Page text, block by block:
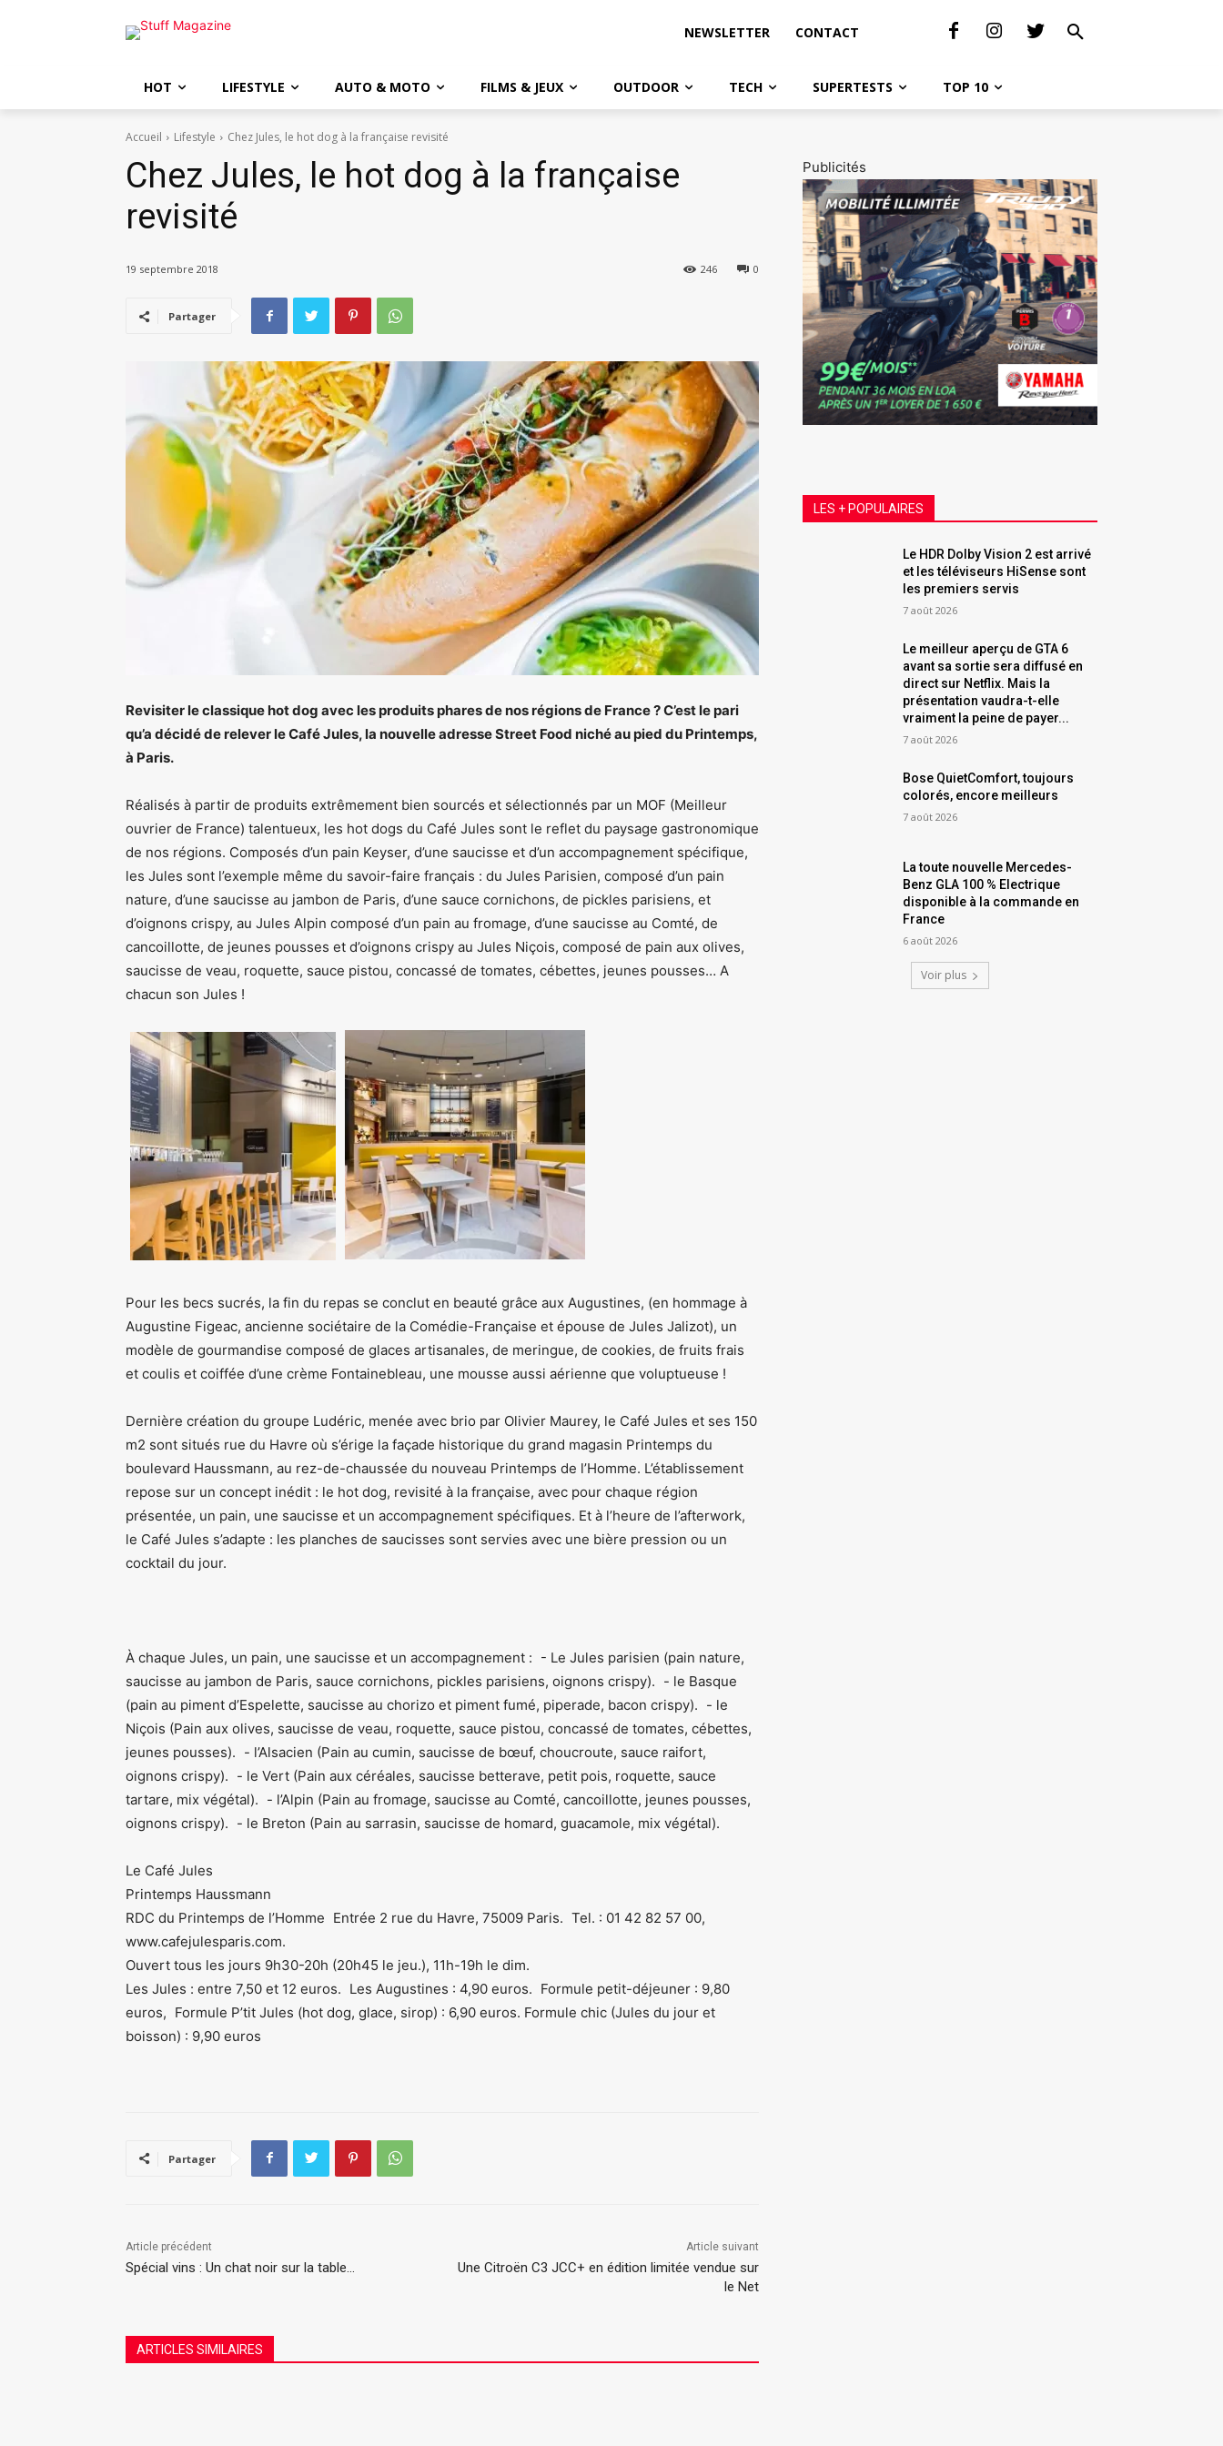
NEWSLETTER CONTACT
HOT LIFESTYLE AUTO & MOTO FILMS & JEUX OUTDOOR TECH SUPERTESTS TOP 10
Accueil Lifestyle Chez Jules, le hot dog à la française revisité
Chez Jules, le hot dog à la française
revisité
19 septembre 2018 0
246
Partager
Revisiter le classique hot dog avec les produits phares de nos régions de France ? C’est le pari
qu’a décidé de relever le Café Jules, la nouvelle adresse Street Food niché au pied du Printemps,
à Paris.
Réalisés à partir de produits extrêmement bien sourcés et sélectionnés par un MOF (Meilleur
ouvrier de France) talentueux, les hot dogs du Café Jules sont le reflet du paysage gastronomique
de nos régions. Composés d’un pain Keyser, d’une saucisse et d’un accompagnement spécifique,
les Jules sont l’exemple même du savoir-faire français : du Jules Parisien, composé d’un pain
nature, d’une saucisse au jambon de Paris, d’une sauce cornichons, de pickles parisiens, et
d’oignons crispy, au Jules Alpin composé d’un pain au fromage, d’une saucisse au Comté, de
cancoillotte, de jeunes pousses et d’oignons crispy au Jules Niçois, composé de pain aux olives,
saucisse de veau, roquette, sauce pistou, concassé de tomates, cébettes, jeunes pousses… A
chacun son Jules !
Pour les becs sucrés, la fin du repas se conclut en beauté grâce aux Augustines, (en hommage à
Augustine Figeac, ancienne sociétaire de la Comédie-Française et épouse de Jules Jalizot), un
modèle de gourmandise composé de glaces artisanales, de meringue, de cookies, de fruits frais
et coulis et coiffée d’une crème Fontainebleau, une mousse aussi aérienne que voluptueuse !
Dernière création du groupe Ludéric, menée avec brio par Olivier Maurey, le Café Jules et ses 150
m2 sont situés rue du Havre où s’érige la façade historique du grand magasin Printemps du
boulevard Haussmann, au rez-de-chaussée du nouveau Printemps de l’Homme. L’établissement
repose sur un concept inédit : le hot dog, revisité à la française, avec pour chaque région
présentée, un pain, une saucisse et un accompagnement spécifiques. Et à l’heure de l’afterwork,
le Café Jules s’adapte : les planches de saucisses sont servies avec une bière pression ou un
cocktail du jour.
À chaque Jules, un pain, une saucisse et un accompagnement : - Le Jules parisien (pain nature,
saucisse au jambon de Paris, sauce cornichons, pickles parisiens, oignons crispy). - le Basque
(pain au piment d’Espelette, saucisse au chorizo et piment fumé, piperade, bacon crispy). - le
Niçois (Pain aux olives, saucisse de veau, roquette, sauce pistou, concassé de tomates, cébettes,
jeunes pousses). - l’Alsacien (Pain au cumin, saucisse de bœuf, choucroute, sauce raifort,
oignons crispy). - le Vert (Pain aux céréales, saucisse betterave, petit pois, roquette, sauce
tartare, mix végétal). - l’Alpin (Pain au fromage, saucisse au Comté, cancoillotte, jeunes pousses,
oignons crispy). - le Breton (Pain au sarrasin, saucisse de homard, guacamole, mix végétal).
Le Café Jules
Printemps Haussmann
RDC du Printemps de l’Homme Entrée 2 rue du Havre, 75009 Paris. Tel. : 01 42 82 57 00,
www.cafejulesparis.com.
Ouvert tous les jours 9h30-20h (20h45 le jeu.), 11h-19h le dim.
Les Jules : entre 7,50 et 12 euros. Les Augustines : 4,90 euros. Formule petit-déjeuner : 9,80
euros, Formule P’tit Jules (hot dog, glace, sirop) : 6,90 euros. Formule chic (Jules du jour et
boisson) : 9,90 euros
Partager
Article précédent
Spécial vins : Un chat noir sur la table…
Article suivant
Une Citroën C3 JCC+ en édition limitée vendue sur
le Net
ARTICLES SIMILAIRES
Publicités
LES + POPULAIRES
Le HDR Dolby Vision 2 est arrivé
et les téléviseurs HiSense sont
les premiers servis
7 août 2026
Le meilleur aperçu de GTA 6
avant sa sortie sera diffusé en
direct sur Netflix. Mais la
présentation vaudra-t-elle
vraiment la peine de payer...
7 août 2026
Bose QuietComfort, toujours
colorés, encore meilleurs
7 août 2026
La toute nouvelle Mercedes-
Benz GLA 100 % Electrique
disponible à la commande en
France
6 août 2026
Voir plus